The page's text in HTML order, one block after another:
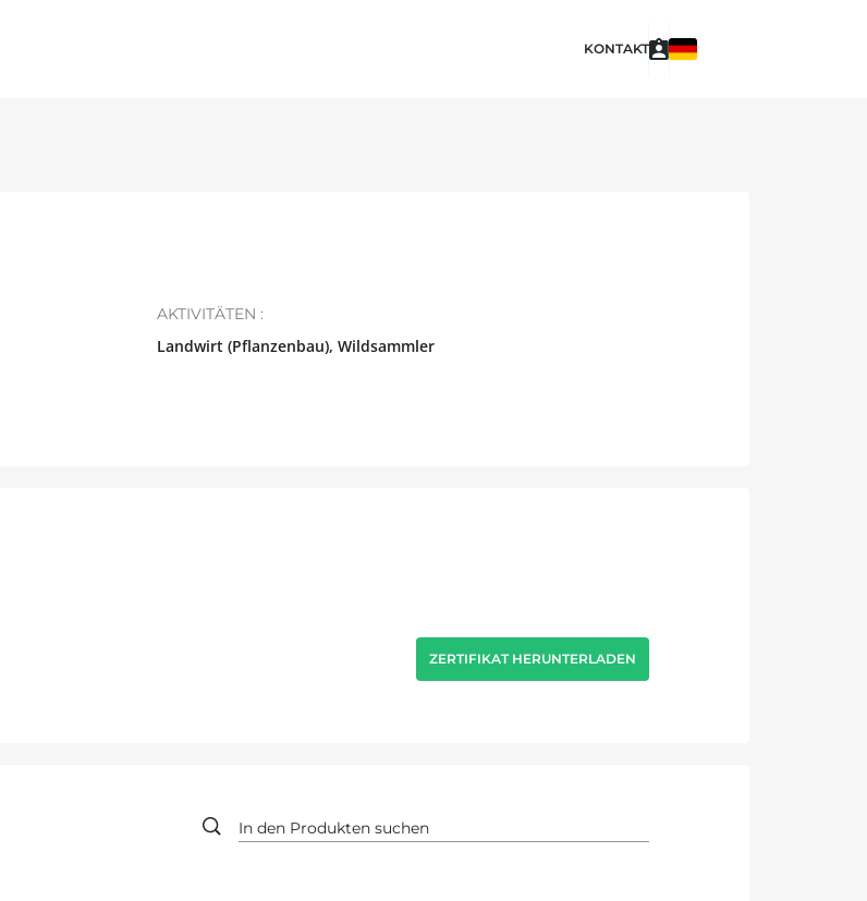
KONTAKT
AKTIVITÄTEN :
Landwirt (Pflanzenbau), Wildsammler
ZERTIFIKAT HERUNTERLADEN